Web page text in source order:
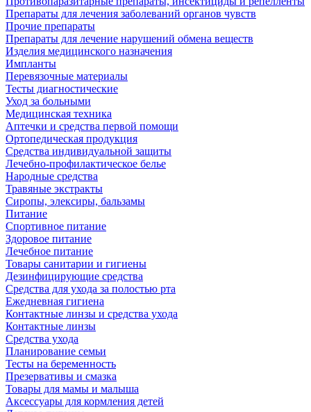
Препараты для лечения заболеваний органов чувств
Прочие препараты
Препараты для лечение нарушений обмена веществ
Изделия медицинского назначения
Импланты
Перевязочные материалы
Тесты диагностические
Уход за больными
Медицинская техника
Аптечки и средства первой помощи
Ортопедическая продукция
Средства индивидуальной защиты
Лечебно-профилактическое белье
Народные средства
Травяные экстракты
Сиропы, элексиры, бальзамы
Питание
Спортивное питание
Здоровое питание
Лечебное питание
Товары санитарии и гигиены
Дезинфицирующие средства
Средства для ухода за полостью рта
Ежедневная гигиена
Контактные линзы и средства ухода
Контактные линзы
Средства ухода
Планирование семьи
Тесты на беременность
Презервативы и смазка
Товары для мамы и малыша
Аксессуары для кормления детей